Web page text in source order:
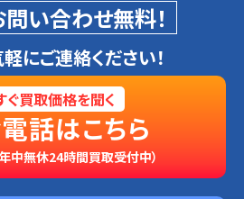
問い合わせ無料！
にご連絡ください！
ぐ買取価格を聞く
話はこちら
中無休24時間買取受付中）